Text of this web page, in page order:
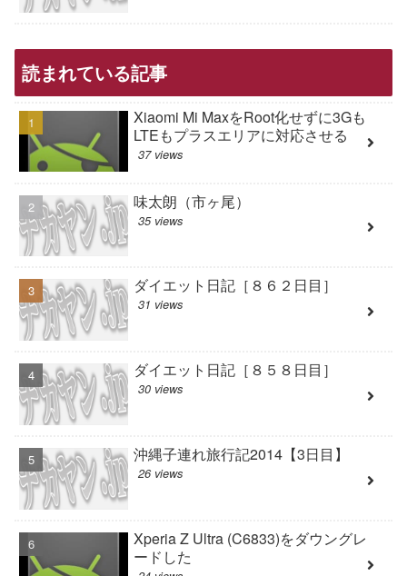
読まれている記事
Xiaomi Mi MaxをRoot化せずに3Gも
LTEもプラスエリアに対応させる
37 views
味太朗（市ヶ尾）
35 views
ダイエット日記［８６２日目］
31 views
ダイエット日記［８５８日目］
30 views
沖縄子連れ旅行記2014【3日目】
26 views
Xperia Z Ultra (C6833)をダウングレ
ードした